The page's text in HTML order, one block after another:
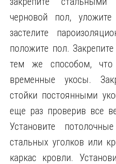
черновой пол,
застелите
положите пол.
тем же способом,
временные укосы.
стойки постоянными
еще раз проверив все
Установите
стальных уголков или
каркас кровли.